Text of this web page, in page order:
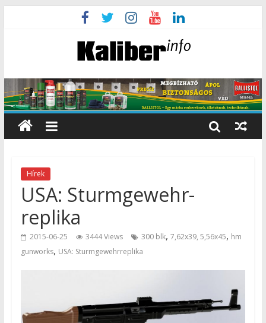
Hírek
USA: Sturmgewehr-
replika
2015-06-25 3444 Views 300 blk, 7,62x39, 5,56x45, hm
gunworks, USA: Sturmgewehrreplika